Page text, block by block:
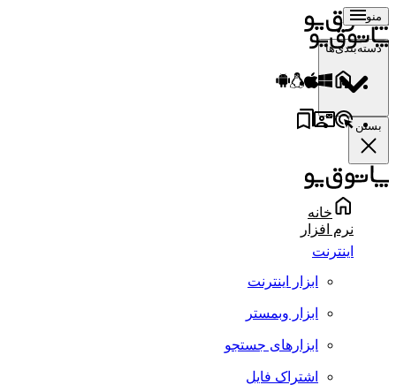
منو
دسته‌بندی‌ها
بستن
خانه
نرم افزار
اینترنت
ابزار اینترنت
ابزار وبمستر
ابزارهای جستجو
اشتراک فایل